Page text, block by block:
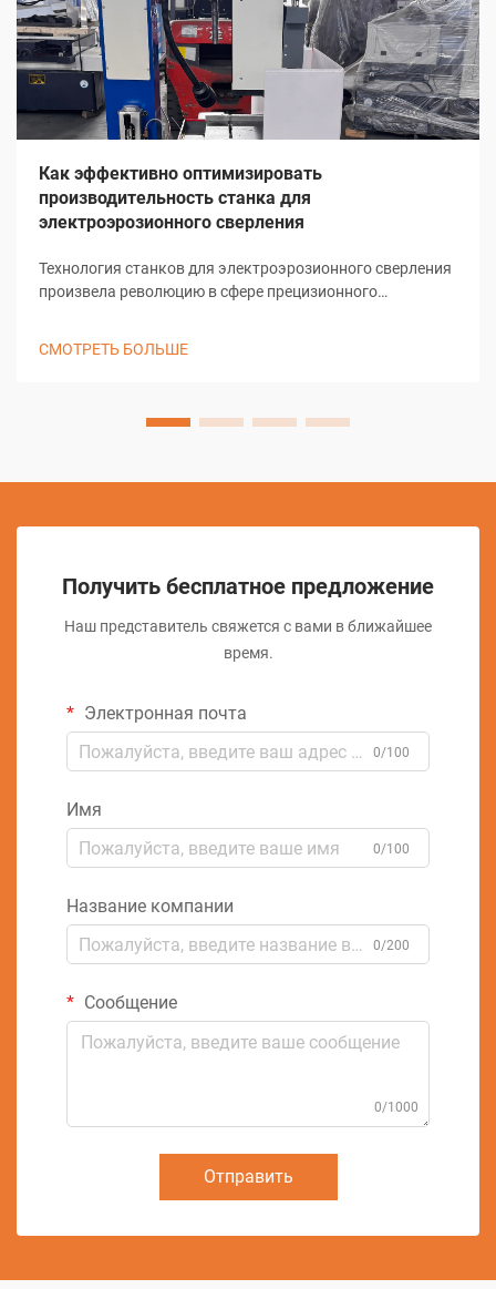
Как эффективно оптимизировать
производительность станка для
электроэрозионного сверления
Технология станков для электроэрозионного сверления
произвела революцию в сфере прецизионного
СМОТРЕТЬ БОЛЬШЕ
Получить бесплатное предложение
Наш представитель свяжется с вами в ближайшее
время.
Электронная почта
0/100
Имя
0/100
Название компании
0/200
Сообщение
0/1000
Отправить